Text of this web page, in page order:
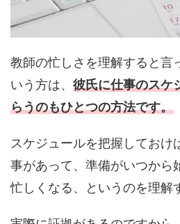
教師の忙しさを理解すると言
いう方は、 彼氏に仕事のスケ
らうのもひとつの方法です。
スケジュールを把握しておけ
事があって、準備がいつから
忙しくなる、というのを理解